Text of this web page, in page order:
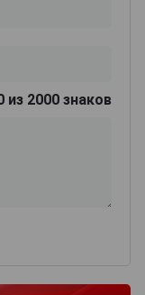
из 2000 знаков